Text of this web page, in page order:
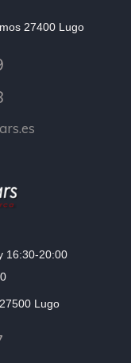
27400 Lugo
16:30-20:00
Lugo